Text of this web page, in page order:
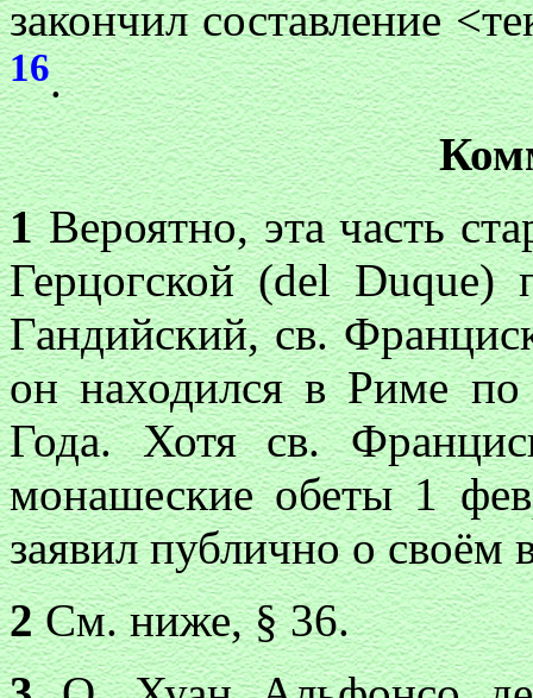
закончил составление
16.
1Вероятно, эта часть
Герцогской (del
Гандийский, св.
он находился в Риме по
Года. Хотя св.
монашеские обеты 1
заявил публично о своём
2См. ниже, § 36.